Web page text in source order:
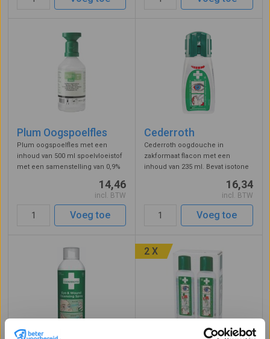
De ...
Plum Oogspoelfles
Plum oogspoelfles met een
inhoud van 500 ml spoelvloeistof
met een samenstelling van 0,9%
een simpele draaibeweging
worden geopend om het spoelen
te kunnen starten. De oogschelp
is v ...
14,46
incl. BTW
Voeg toe
Cederroth
Cederroth oogdouche in
zakformaat flacon met een
inhoud van 235 ml. Bevat isotone
vervuilde ogen desinfecteert en
reinigt. Handig is het riemtasje
dat speciaal voor deze
oogspoelfles is ...
16,34
incl. BTW
Voeg toe
2 X